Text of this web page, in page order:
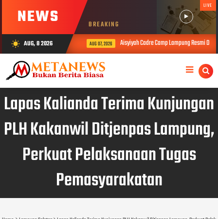
NEWS BREAKING
LIVE
wb_sunny AUG, 8 2026 AUG 07, 2026 Aisyiyah Cadre Camp Lampung Resmi
Lapas Kalianda Terima Kunjungan
PLH Kakanwil Ditjenpas Lampung,
Perkuat Pelaksanaan Tugas
Pemasyarakatan